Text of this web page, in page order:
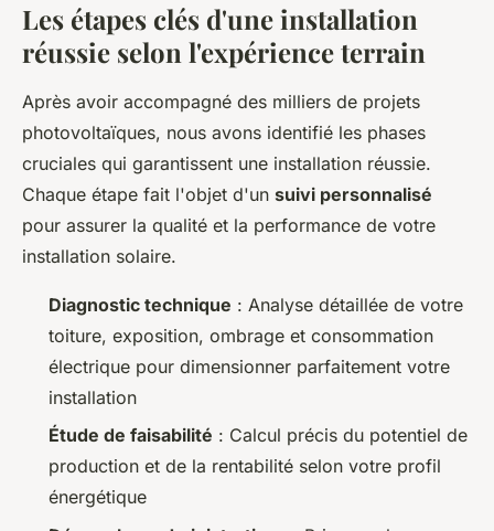
Les étapes clés d'une installation
réussie selon l'expérience terrain
Après avoir accompagné des milliers de projets
photovoltaïques, nous avons identifié les phases
cruciales qui garantissent une installation réussie.
Chaque étape fait l'objet d'un suivi personnalisé
pour assurer la qualité et la performance de votre
installation solaire.
Diagnostic technique : Analyse détaillée de votre
toiture, exposition, ombrage et consommation
électrique pour dimensionner parfaitement votre
installation
Étude de faisabilité : Calcul précis du potentiel de
production et de la rentabilité selon votre profil
énergétique